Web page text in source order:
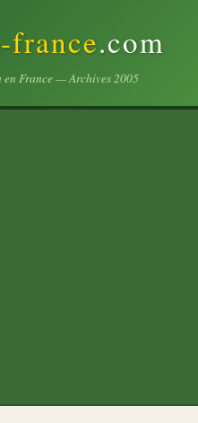
-france.com
France — Archives 2005